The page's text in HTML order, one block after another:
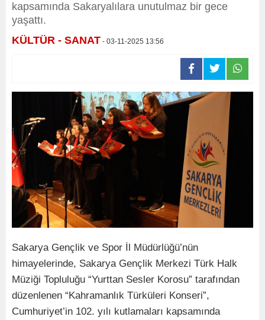
kapsamında Sakaryalılara unutulmaz bir gece
yaşattı.
KÜLTÜR - SANAT - 03-11-2025 13:56
Sakarya Gençlik ve Spor İl Müdürlüğü’nün
himayelerinde, Sakarya Gençlik Merkezi Türk Halk
Müziği Topluluğu “Yurttan Sesler Korosu” tarafından
düzenlenen “Kahramanlık Türküleri Konseri”,
Cumhuriyet’in 102. yılı kutlamaları kapsamında